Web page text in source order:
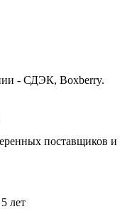
- СДЭК, Boxberry.
поставщиков и
лет